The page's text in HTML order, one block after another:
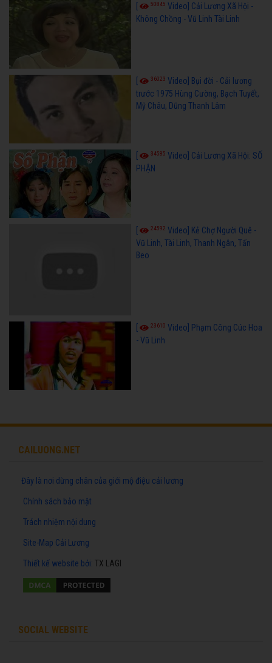
50845 Video] Cải Lương Xã Hội -
Không Chồng - Vũ Linh Tài Linh
36023 Video] Bụi đời - Cải lương
trước 1975 Hùng Cường, Bạch Tuyết,
Mỹ Châu, Dũng Thanh Lâm
34585 Video] Cải Lương Xã Hội: SỐ
PHẬN
24592 Video] Kẻ Chợ Người Quê -
Vũ Linh, Tài Linh, Thanh Ngân, Tấn
Beo
23610 Video] Phạm Công Cúc Hoa
- Vũ Linh
CAILUONG.NET
Đây là nơi dừng chân của giới mộ điệu cải lương
Chính sách bảo mật
Trách nhiệm nội dung
Site-Map Cải Lương
Thiết kế website bởi: TX LAGI
SOCIAL WEBSITE